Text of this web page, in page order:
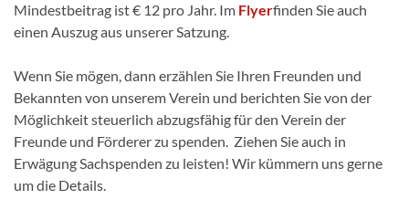
Mindestbeitrag ist € 12 pro Jahr. Im Flyerfinden Sie auch
einen Auszug aus unserer Satzung.
Wenn Sie mögen, dann erzählen Sie Ihren Freunden und
Bekannten von unserem Verein und berichten Sie von der
Möglichkeit steuerlich abzugsfähig für den Verein der
Freunde und Förderer zu spenden. Ziehen Sie auch in
Erwägung Sachspenden zu leisten! Wir kümmern uns gerne
um die Details.